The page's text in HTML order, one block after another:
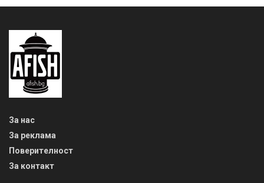
За нас
За реклама
Поверителност
За контакт